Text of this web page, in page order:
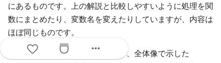
にあるものです。上の解説と比較しやすいように処理を関
数にまとめたり、変数名を変えたりしていますが、内容は
ほぼ同じものです。
ひとつ注意しておきたいのですが、全体像で示した
more_horiz